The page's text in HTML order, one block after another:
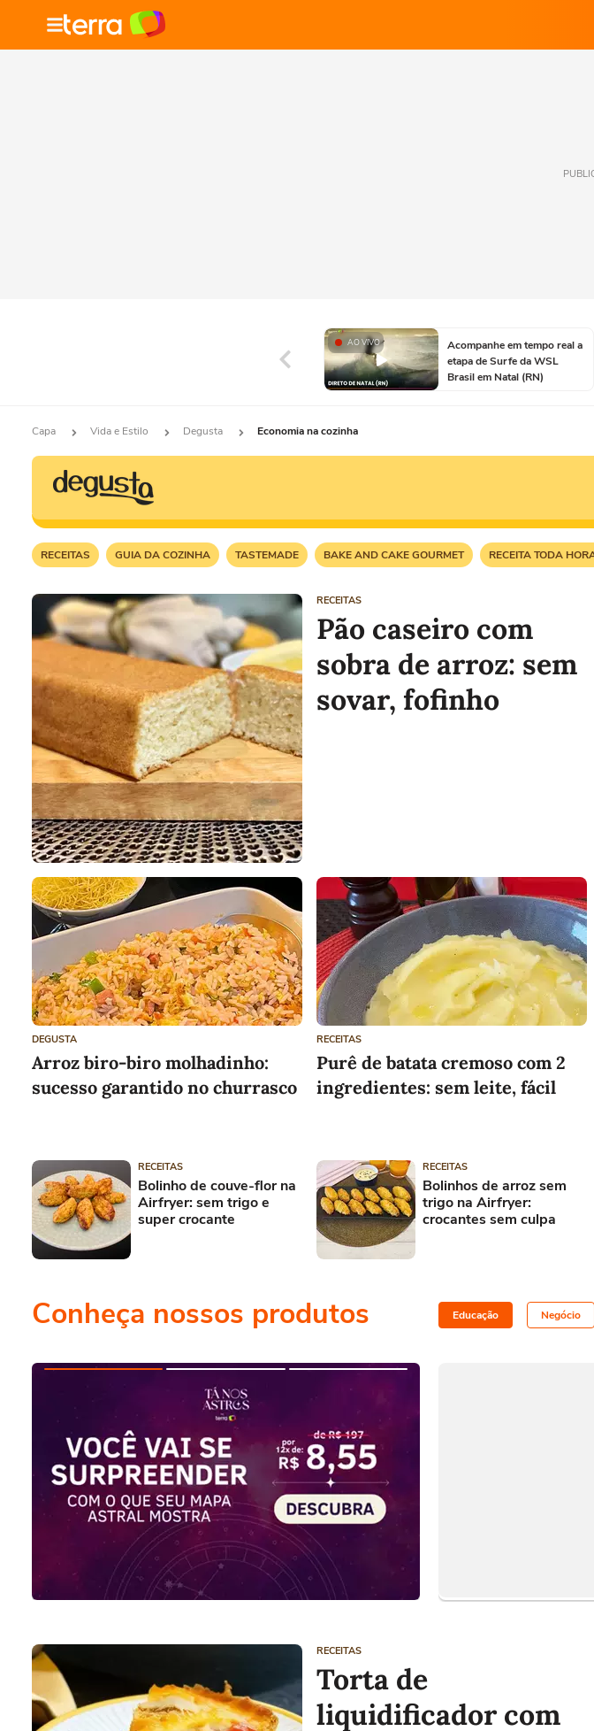
AO VIVO
Acompanhe em tempo real a
etapa de Surfe da WSL
Brasil em Natal (RN)
Capa Vida e Estilo Degusta Economia na cozinha
RECEITAS GUIA DA COZINHA TASTEMADE BAKE AND CAKE GOURMET RECEITA TODA
RECEITAS
Pão caseiro com
sobra de arroz: sem
sovar, fofinho
DEGUSTA
Arroz biro-biro molhadinho:
sucesso garantido no churrasco
RECEITAS
Purê de batata cremoso com 2
ingredientes: sem leite, fácil
RECEITAS
Bolinho de couve-flor na
Airfryer: sem trigo e
super crocante
RECEITAS
Bolinhos de arroz sem
trigo na Airfryer:
crocantes sem culpa
Conheça nossos produtos Educação Negócio
RECEITAS
Torta de
liquidificador com